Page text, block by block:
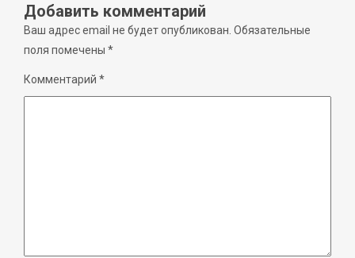
Добавить комментарий
Ваш адрес email не будет опубликован. Обязательные
поля помечены *
Комментарий *